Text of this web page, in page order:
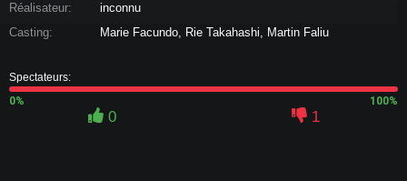
Réalisateur:
inconnu
Casting:
Marie Facundo, Rie Takahashi, Martin Faliu
Spectateurs:
0%
100%
0 1